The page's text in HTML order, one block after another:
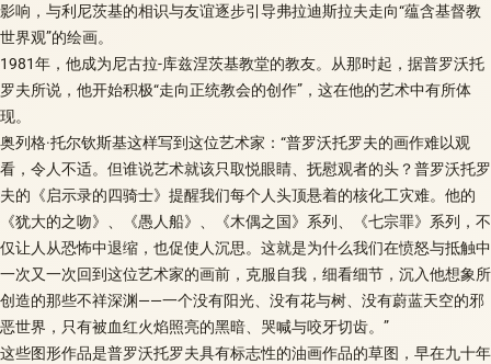
影响，与利尼茨基的相识与友谊逐步引导弗拉迪斯拉夫走向“蕴含基督教
世界观”的绘画。
1981年，他成为尼古拉-库兹涅茨基教堂的教友。从那时起，据普罗沃托
罗夫所说，他开始积极“走向正统教会的创作”，这在他的艺术中有所体
现。
奥列格·托尔钦斯基这样写到这位艺术家：“普罗沃托罗夫的画作难以观
看，令人不适。但谁说艺术就该只取悦眼睛、抚慰观者的头？普罗沃托罗
夫的《启示录的四骑士》提醒我们每个人头顶悬着的核化工灾难。他的
《犹大的之吻》、《愚人船》、《木偶之国》系列、《七宗罪》系列，不
仅让人从恐怖中退缩，也促使人沉思。这就是为什么我们在愤怒与抵触中
一次又一次回到这位艺术家的画前，克服自我，细看细节，沉入他想象所
创造的那些不祥深渊——一个没有阳光、没有花与树、没有蔚蓝天空的邪
恶世界，只有被血红火焰照亮的黑暗、哭喊与咬牙切齿。”
这些图形作品是普罗沃托罗夫具有标志性的油画作品的草图，早在九十年